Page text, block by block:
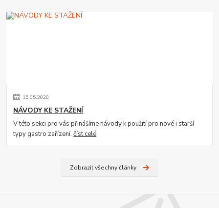
15.05.2020
NÁVODY KE STAŽENÍ
V této sekci pro vás přinášíme návody k použití pro nové i starší
typy gastro zařízení.číst celé
Zobrazit všechny články